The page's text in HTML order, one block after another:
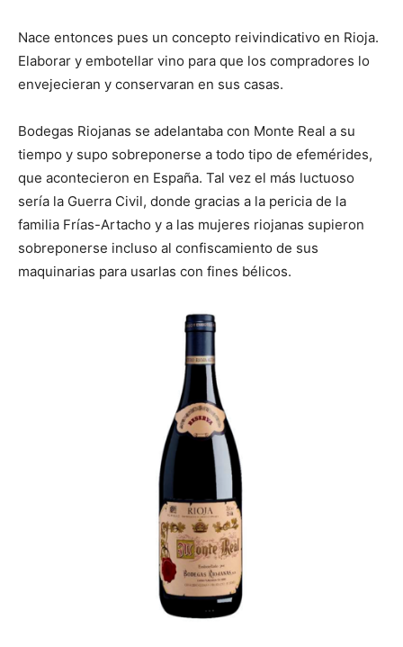
Nace entonces pues un concepto reivindicativo en Rioja.
Elaborar y embotellar vino para que los compradores lo
envejecieran y conservaran en sus casas.
Bodegas Riojanas se adelantaba con Monte Real a su
tiempo y supo sobreponerse a todo tipo de efemérides,
que acontecieron en España. Tal vez el más luctuoso
sería la Guerra Civil, donde gracias a la pericia de la
familia Frías-Artacho y a las mujeres riojanas supieron
sobreponerse incluso al confiscamiento de sus
maquinarias para usarlas con fines bélicos.